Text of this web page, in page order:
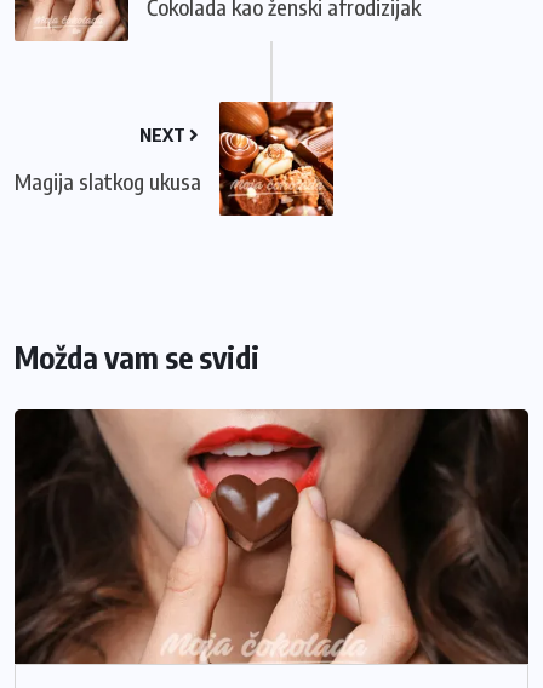
Čokolada kao ženski afrodizijak
NEXT
Magija slatkog ukusa
Možda vam se svidi